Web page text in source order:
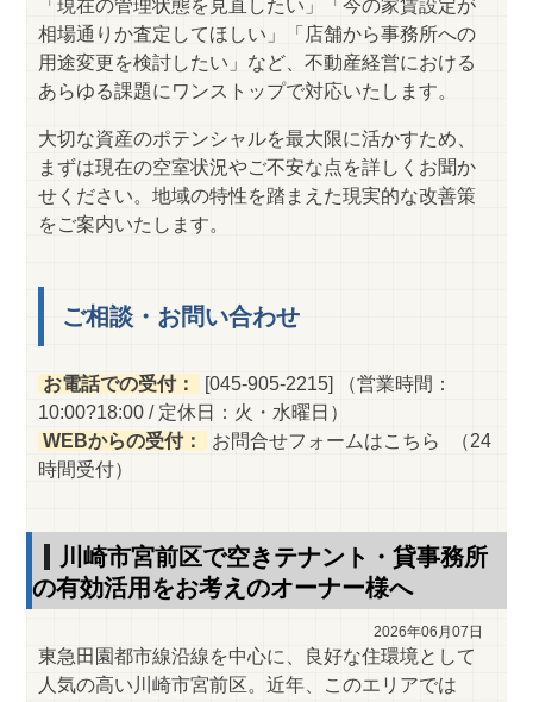
「現在の管理状態を見直したい」「今の家賃設定が
相場通りか査定してほしい」「店舗から事務所への
用途変更を検討したい」など、不動産経営における
あらゆる課題にワンストップで対応いたします。
大切な資産のポテンシャルを最大限に活かすため、
まずは現在の空室状況やご不安な点を詳しくお聞か
せください。地域の特性を踏まえた現実的な改善策
をご案内いたします。
ご相談・お問い合わせ
お電話での受付：
[045-905-2215] （営業時間：
10:00?18:00 / 定休日：火・水曜日）
WEBからの受付：
お問合せフォームはこちら
（24
時間受付）
川崎市宮前区で空きテナント・貸事務所
の有効活用をお考えのオーナー様へ
2026年06月07日
東急田園都市線沿線を中心に、良好な住環境として
人気の高い川崎市宮前区。近年、このエリアでは